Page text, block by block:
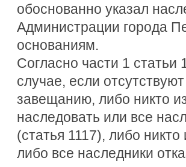
обоснованно указал
Администрации города
основаниям.
Согласно части 1 статьи
случае, если
завещанию, либо никто
наследовать или все
(статья 1117), либо
либо все наследники